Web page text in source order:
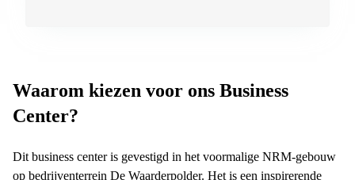
Waarom kiezen voor ons Business
Center?
Dit business center is gevestigd in het voormalige NRM-gebouw
op bedrijventerrein De Waarderpolder. Het is een inspirerende